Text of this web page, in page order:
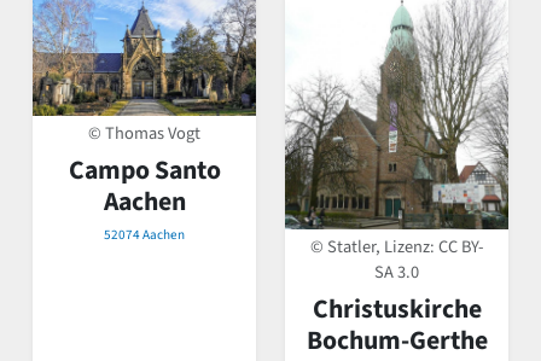
© Thomas Vogt
Campo Santo
Aachen
52074 Aachen © Statler, Lizenz:CC BY-
SA 3.0
Christuskirche
Bochum-Gerthe